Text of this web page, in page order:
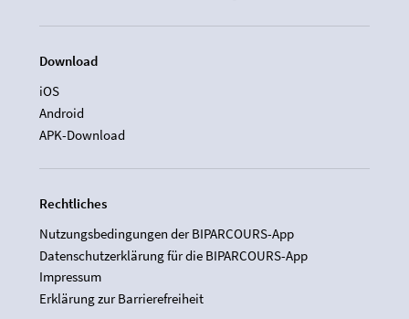
Download
iOS
Android
APK-Download
Rechtliches
Nutzungsbedingungen der BIPARCOURS-App
Datenschutzerklärung für die BIPARCOURS-App
Impressum
Erklärung zur Barrierefreiheit